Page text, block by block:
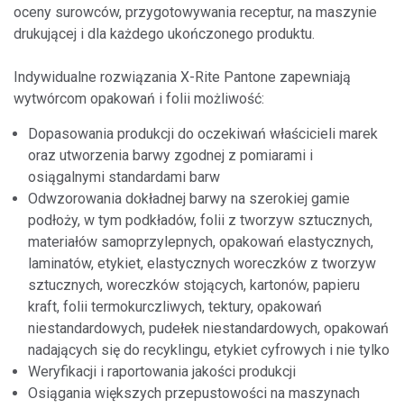
oceny surowców, przygotowywania receptur, na maszynie
drukującej i dla każdego ukończonego produktu.
Indywidualne rozwiązania X-Rite Pantone zapewniają
wytwórcom opakowań i folii możliwość:
Dopasowania produkcji do oczekiwań właścicieli marek
oraz utworzenia barwy zgodnej z pomiarami i
osiągalnymi standardami barw
Odwzorowania dokładnej barwy na szerokiej gamie
podłoży, w tym podkładów, folii z tworzyw sztucznych,
materiałów samoprzylepnych, opakowań elastycznych,
laminatów, etykiet, elastycznych woreczków z tworzyw
sztucznych, woreczków stojących, kartonów, papieru
kraft, folii termokurczliwych, tektury, opakowań
niestandardowych, pudełek niestandardowych, opakowań
nadających się do recyklingu, etykiet cyfrowych i nie tylko
Weryfikacji i raportowania jakości produkcji
Osiągania większych przepustowości na maszynach